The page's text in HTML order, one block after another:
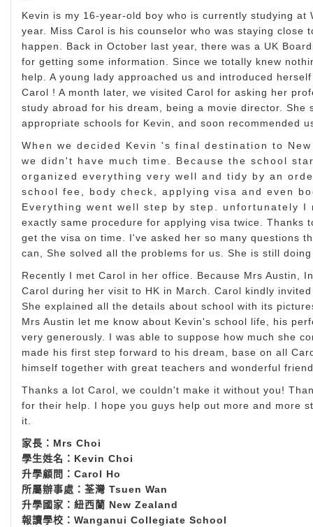
Kevin is my 16-year-old boy who is currently studying
year. Miss Carol is his counselor who was staying
happen. Back in October last year, there was a UK
for getting some information. Since we totally knew
help. A young lady approached us and introduced
Carol ! A month later, we visited Carol for asking her
study abroad for his dream, being a movie director. She
appropriate schools for Kevin, and soon recommended
When we decided Kevin 's final destination to
we didn't have much time. Because the school
organized everything very well and tidy by an
school fee, body check, applying visa and even
Everything went well step by step. unfortunately I
exactly same procedure for applying visa twice. Thanks
get the visa on time. I've asked her so many questions
can, She solved all the problems for us. She is still
Recently I met Carol in her office. Because Mrs Austin,
Carol during her visit to HK in March. Carol kindly
She explained all the details about school with its
Mrs Austin let me know about Kevin's school life, his
very generously. I was able to suppose how much she
made his first step forward to his dream, base on all
himself together with great teachers and wonderful
Thanks a lot Carol, we couldn't make it without you!
for their help. I hope you guys help out more and more
it.
家長：Mrs Choi
學生姓名：Kevin Choi
升學顧問：Carol Ho
所屬辦事處：荃灣 Tsuen Wan
升學國家：紐西蘭 New Zealand
報讀學校：Wanganui Collegiate School